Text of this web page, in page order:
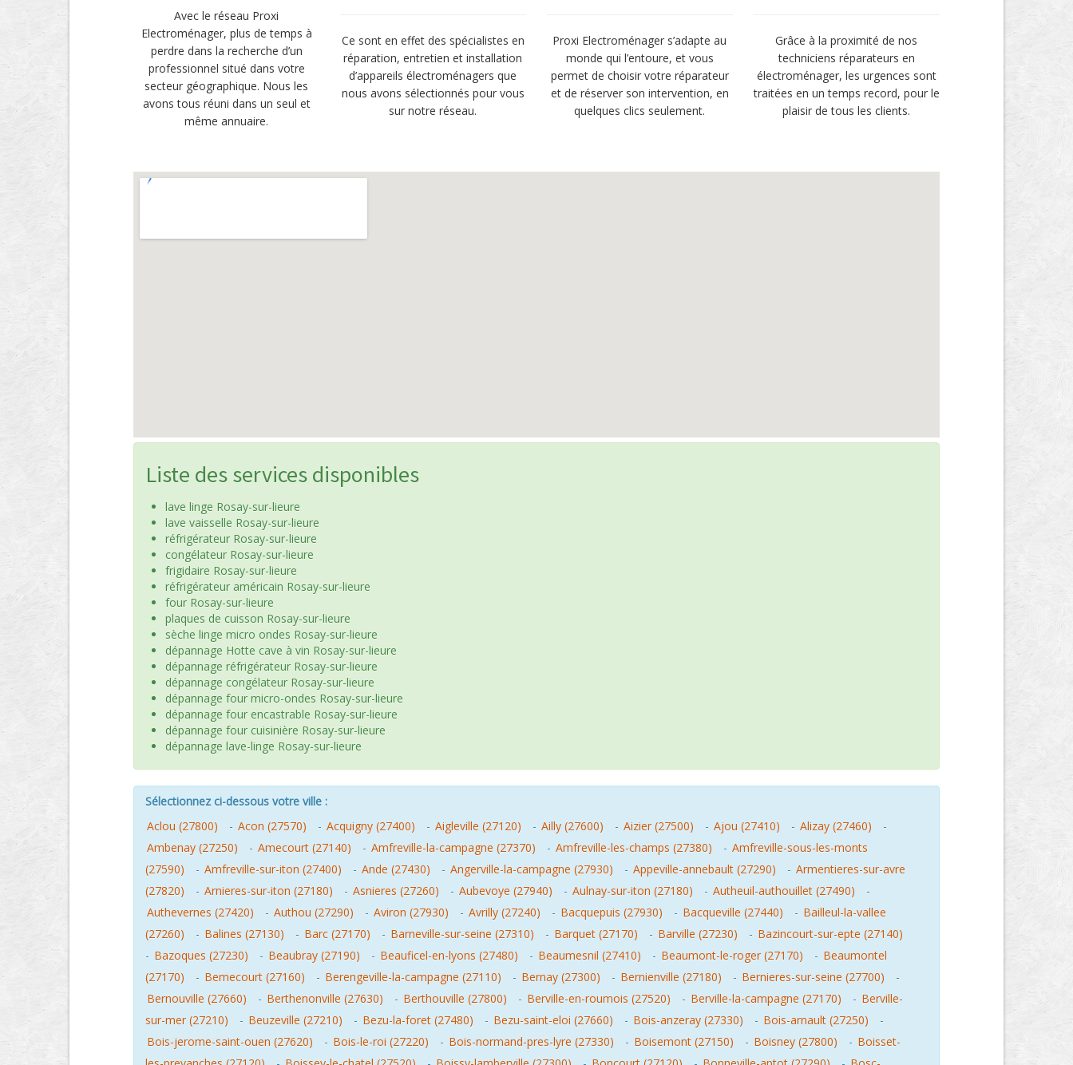
Avec le réseau Proxi
Electroménager, plus de temps à
perdre dans la recherche d’un
professionnel situé dans votre
secteur géographique. Nous les
avons tous réuni dans un seul et
même annuaire.
Ce sont en effet des spécialistes en
réparation, entretien et installation
d’appareils électroménagers que
nous avons sélectionnés pour vous
sur notre réseau.
Proxi Electroménager s’adapte au
monde qui l’entoure, et vous
permet de choisir votre réparateur
et de réserver son intervention, en
quelques clics seulement.
Grâce à la proximité de nos
techniciens réparateurs en
électroménager, les urgences sont
traitées en un temps record, pour le
plaisir de tous les clients.
Liste des services disponibles
lave linge Rosay-sur-lieure
lave vaisselle Rosay-sur-lieure
réfrigérateur Rosay-sur-lieure
congélateur Rosay-sur-lieure
frigidaire Rosay-sur-lieure
réfrigérateur américain Rosay-sur-lieure
four Rosay-sur-lieure
plaques de cuisson Rosay-sur-lieure
sèche linge micro ondes Rosay-sur-lieure
dépannage Hotte cave à vin Rosay-sur-lieure
dépannage réfrigérateur Rosay-sur-lieure
dépannage congélateur Rosay-sur-lieure
dépannage four micro-ondes Rosay-sur-lieure
dépannage four encastrable Rosay-sur-lieure
dépannage four cuisinière Rosay-sur-lieure
dépannage lave-linge Rosay-sur-lieure
Sélectionnez ci-dessous votre ville :
Aclou (27800)
- Acon (27570) - Acquigny (27400) - Aigleville (27120) - Ailly (27600) - Aizier (27500) - Ajou (27410) - Alizay (27460)
-
Ambenay (27250)
- Amecourt (27140) - Amfreville-la-campagne (27370) - Amfreville-les-champs (27380) - Amfreville-sous-les-monts
(27590)
- Amfreville-sur-iton (27400) - Ande (27430) - Angerville-la-campagne (27930) - Appeville-annebault (27290) - Armentieres-sur-avre
(27820)
- Arnieres-sur-iton (27180) - Asnieres (27260) - Aubevoye (27940) - Aulnay-sur-iton (27180) - Autheuil-authouillet (27490)
-
Authevernes (27420)
- Authou (27290) - Aviron (27930) - Avrilly (27240) - Bacquepuis (27930) - Bacqueville (27440) - Bailleul-la-vallee
(27260)
- Balines (27130) - Barc (27170) - Barneville-sur-seine (27310) - Barquet (27170) - Barville (27230) - Bazincourt-sur-epte (27140)
- Bazoques (27230) - Beaubray (27190) - Beauficel-en-lyons (27480) - Beaumesnil (27410) - Beaumont-le-roger (27170) - Beaumontel
(27170)
- Bemecourt (27160) - Berengeville-la-campagne (27110) - Bernay (27300) - Bernienville (27180) - Bernieres-sur-seine (27700)
-
Bernouville (27660)
- Berthenonville (27630) - Berthouville (27800) - Berville-en-roumois (27520) - Berville-la-campagne (27170) - Berville-
sur-mer (27210)
- Beuzeville (27210) - Bezu-la-foret (27480) - Bezu-saint-eloi (27660) - Bois-anzeray (27330) - Bois-arnault (27250)
-
Bois-jerome-saint-ouen (27620)
- Bois-le-roi (27220) - Bois-normand-pres-lyre (27330) - Boisemont (27150) - Boisney (27800) - Boisset-